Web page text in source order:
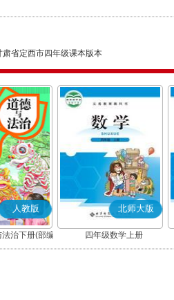
肃省定西市四年级课本版本
人教版
治下册(部编
)
北师大版
四年级数学上册